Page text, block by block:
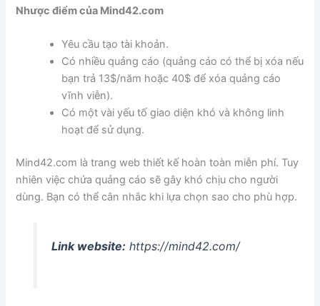
Nhược điểm của Mind42.com
Yêu cầu tạo tài khoản.
Có nhiều quảng cáo (quảng cáo có thể bị xóa nếu
bạn trả 13$/năm hoặc 40$ để xóa quảng cáo
vĩnh viễn).
Có một vài yếu tố giao diện khó và không linh
hoạt để sử dụng.
Mind42.com là trang web thiết kế hoàn toàn miễn phí. Tuy
nhiên việc chứa quảng cáo sẽ gây khó chịu cho người
dùng. Bạn có thể cân nhắc khi lựa chọn sao cho phù hợp.
Link website:https://mind42.com/